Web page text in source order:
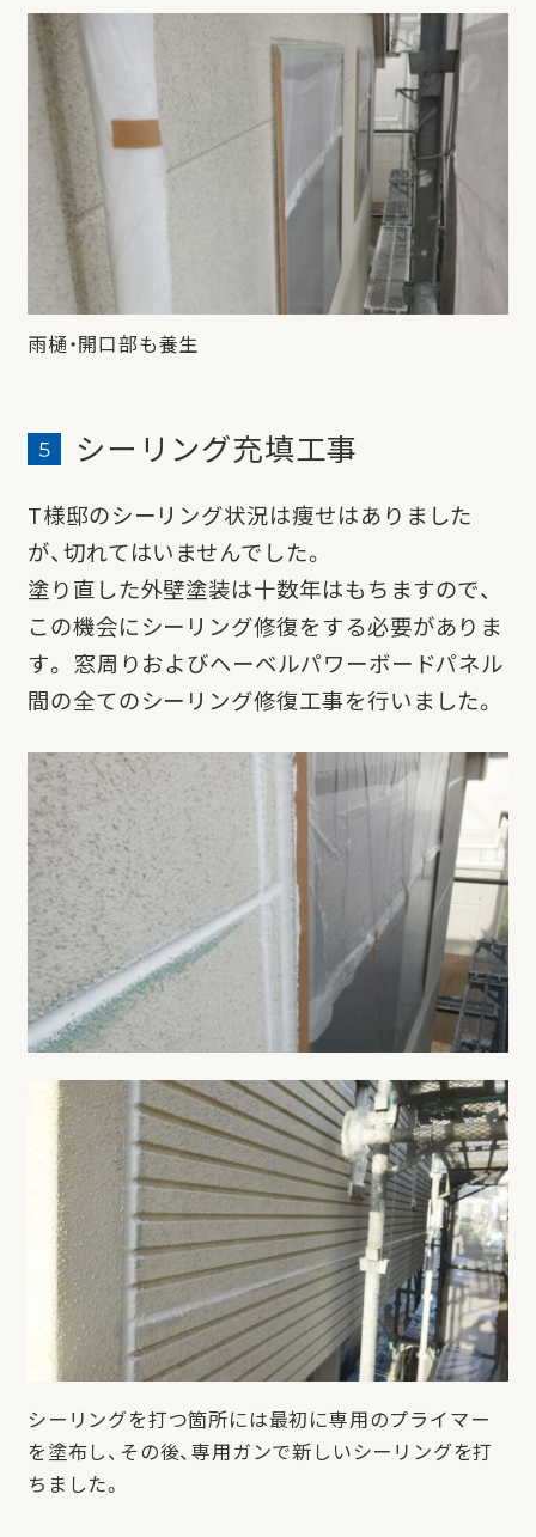
雨樋・開口部も養生
シーリング充填工事
T様邸のシーリング状況は痩せはありました
が、切れてはいませんでした。
塗り直した外壁塗装は十数年はもちますので、
この機会にシーリング修復をする必要がありま
す。 窓周りおよびヘーベルパワーボードパネル
間の全てのシーリング修復工事を行いました。
シーリングを打つ箇所には最初に専用のプライマー
を塗布し、その後、専用ガンで新しいシーリングを打
ちました。